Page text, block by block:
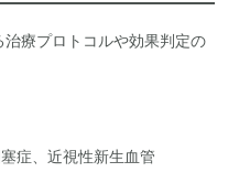
療プロトコルや効果判定の
症、近視性新生血管